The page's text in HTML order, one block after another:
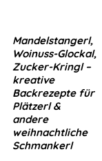
Mandelstangerl,
Woinuss-Glockal,
Zucker-Kringl –
kreative
Backrezepte für
Plätzerl &
andere
weihnachtliche
Schmankerl